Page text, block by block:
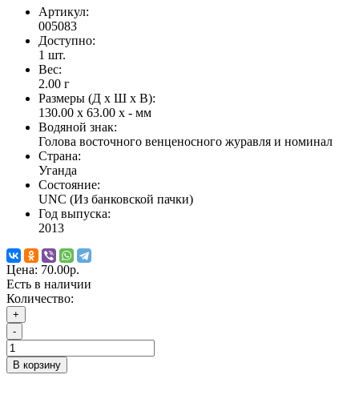
Артикул:
005083
Доступно:
1 шт.
Вес:
2.00 г
Размеры (Д x Ш x В):
130.00 x 63.00 x - мм
Водяной знак:
Голова восточного венценосного журавля и номинал
Страна:
Уганда
Состояние:
UNC (Из банковской пачки)
Год выпуска:
2013
Цена: 70.00р.
Есть в наличии
Количество:
+
-
В корзину